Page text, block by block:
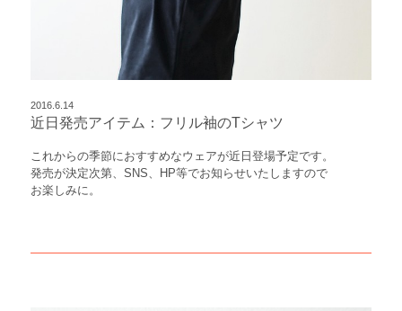
2016.6.14
近日発売アイテム：フリル袖のTシャツ
これからの季節におすすめなウェアが近日登場予定です。
発売が決定次第、SNS、HP等でお知らせいたしますので
お楽しみに。